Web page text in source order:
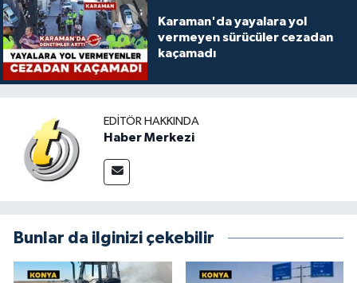
Karaman'da yayalara yol
vermeyen sürücüler cezadan
kaçamadı
EDITÖR HAKKINDA
Haber Merkezi
Bunlar da ilginizi çekebilir